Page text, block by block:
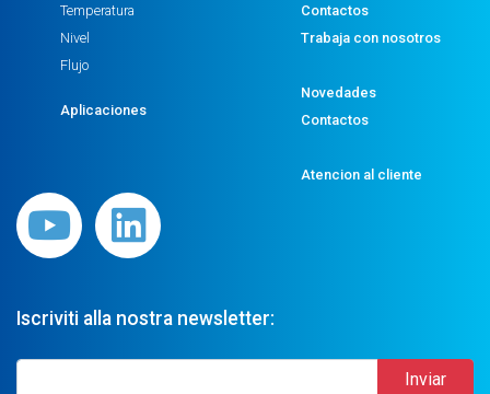
Temperatura
Nivel
Flujo
Aplicaciones
Contactos
Trabaja con nosotros
Novedades
Contactos
Atencion al cliente
Iscriviti alla nostra newsletter: